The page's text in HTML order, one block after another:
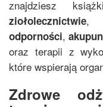
znajdziesz
ziołolecznictwie
odporności,
oraz terapii z
które wspierają
Zdrowe